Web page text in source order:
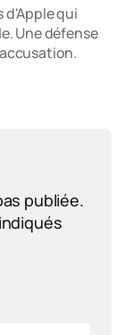
d'Apple qui
Une défense
publiée.